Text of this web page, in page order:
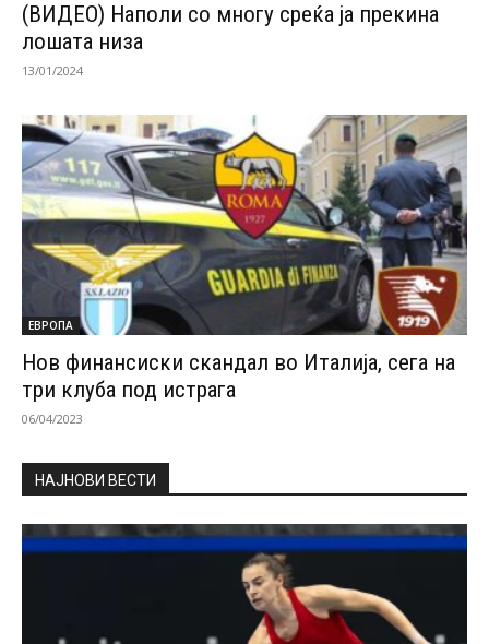
(ВИДЕО) Наполи со многу среќа ја прекина
лошата низа
13/01/2024
ЕВРОПА
Нов финансиски скандал во Италија, сега на
три клуба под истрага
06/04/2023
НАЈНОВИ ВЕСТИ